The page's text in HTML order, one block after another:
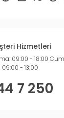
Hizmetleri
09:00 - 18:00
09:00 - 13:00
7 250